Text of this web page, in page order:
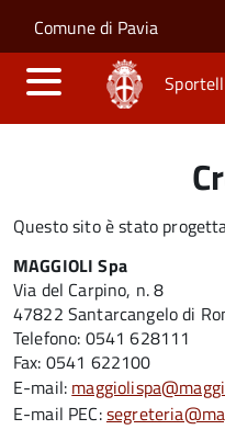
Salta al contenuto
Skip to site
Comune di Pavia
Questo sito è stato
MAGGIOLI Spa
Via del Carpino, n. 8
47822 Santarcangelo di
Telefono: 0541 628111
Fax: 0541 622100
E-mail:
E-mail PEC: